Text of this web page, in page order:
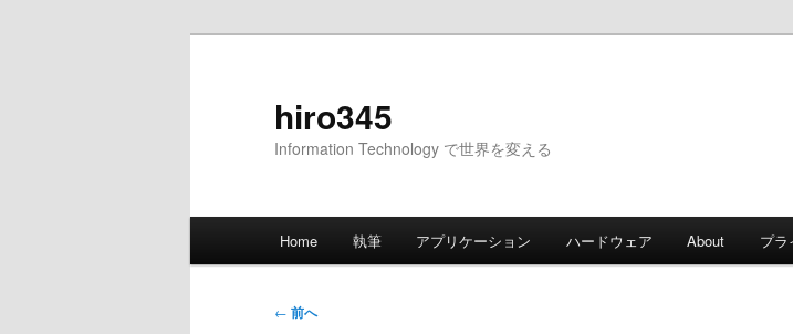
hiro345
Information Technology で世界を変える
Home 執筆 アプリケーション ハードウェア About プ
投
← 前へ